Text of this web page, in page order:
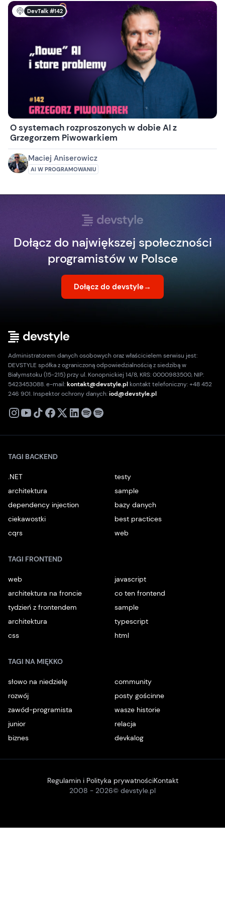
DevTalk #142
O systemach rozproszonych w dobie AI z
Grzegorzem Piwowarkiem
Maciej Aniserowicz
AI W PROGRAMOWANIU
Dołącz do największej społeczności
programistów w Polsce
Dołącz do devstyle→
Administratorem danych osobowych oraz właścicielem serwisu jest:
DEVSTYLE spółka z ograniczoną odpowiedzialnością z siedzibą w
Białymstoku (15-215) przy ul. Konopnickiej 14/8, KRS: 0000983500, NIP:
5423453088. e-mail:kontakt@devstyle.plkontakt telefoniczny: +48 452
246 901. Inspektor ochrony danych:iod@devstyle.pl
X
TAGI BACKEND
.NET
testy
architektura
sample
dependency injection
bazy danych
ciekawostki
best practices
cqrs
web
TAGI FRONTEND
web
javascript
architektura na froncie
co ten frontend
tydzień z frontendem
sample
architektura
typescript
css
html
TAGI NA MIĘKKO
słowo na niedzielę
community
rozwój
posty gościnne
zawód-programista
wasze historie
junior
relacja
biznes
devkalog
2008 - 2026© devstyle.pl
Regulamin i Polityka prywatnościKontakt